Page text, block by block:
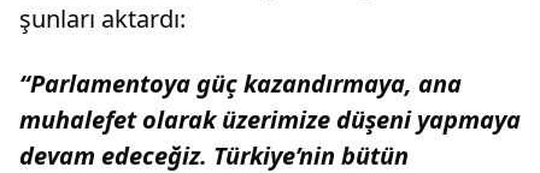
şunları aktardı:
“Parlamentoya güç kazandırmaya, ana
muhalefet olarak üzerimize düşeni yapmaya
devam edeceğiz. Türkiye’nin bütün